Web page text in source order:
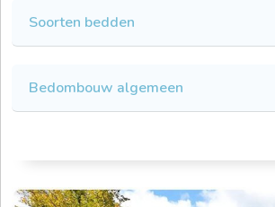
Soorten bedden
Bedombouw algemeen